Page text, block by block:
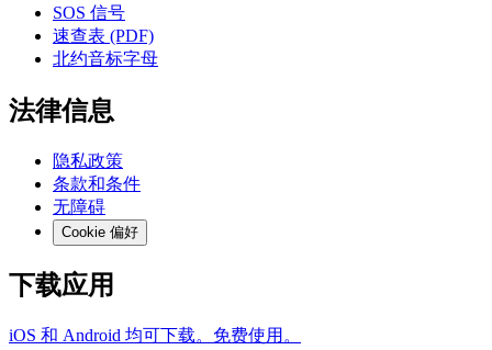
SOS 信号
速查表 (PDF)
北约音标字母
法律信息
隐私政策
条款和条件
无障碍
Cookie 偏好
下载应用
iOS 和 Android 均可下载。免费使用。